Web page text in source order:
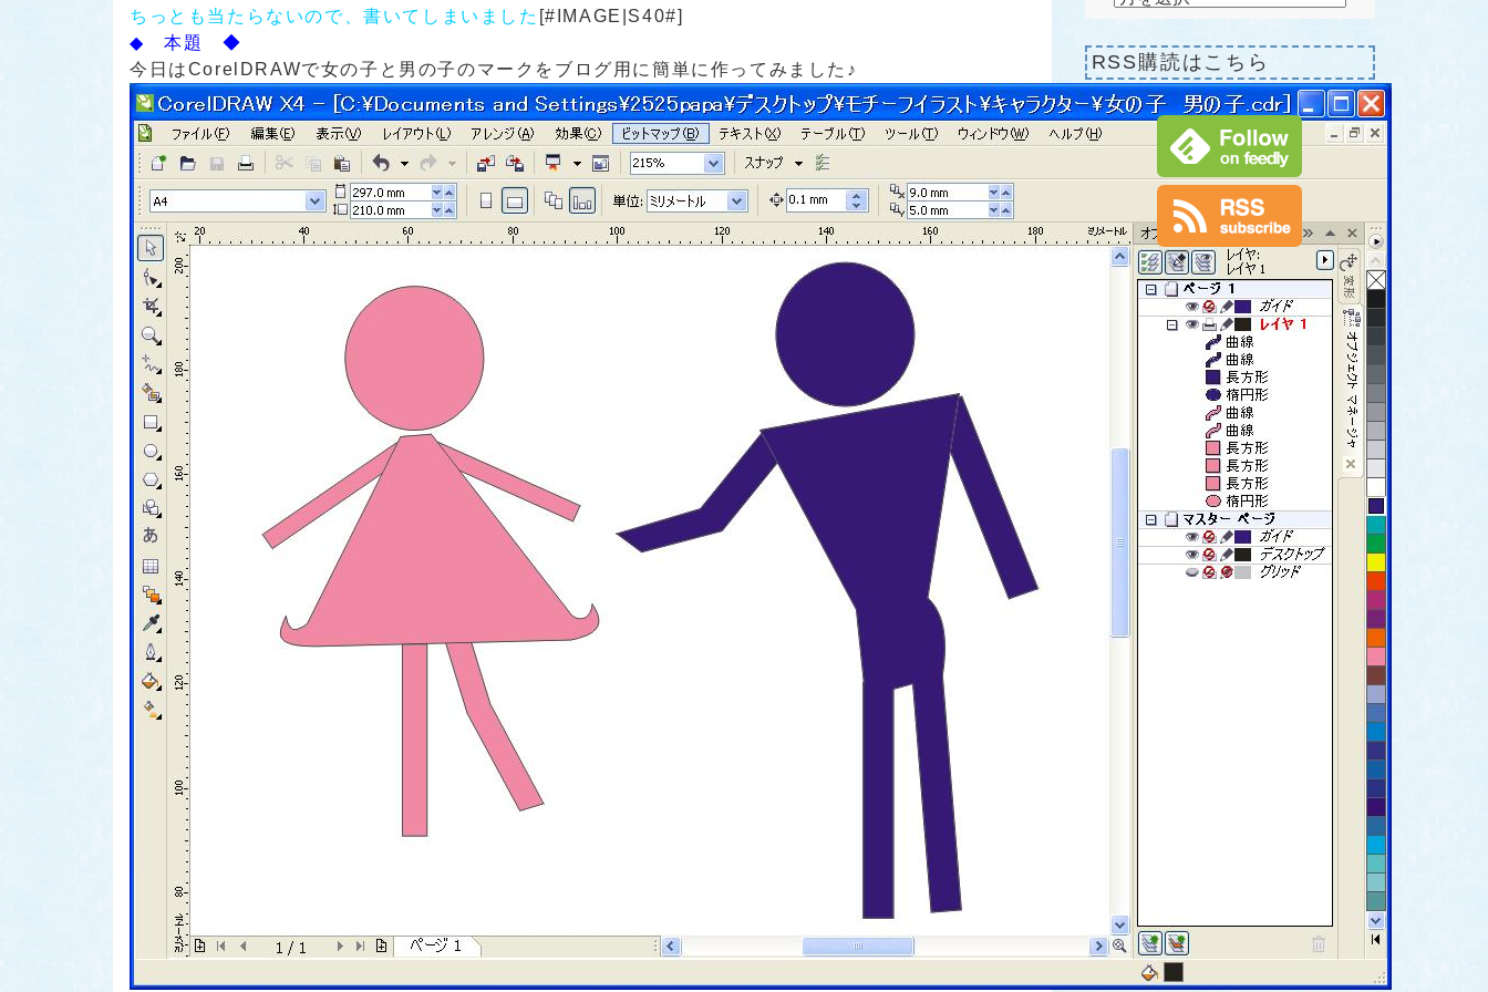
ちっとも当たらないので、書いてしまいました [#IMAGE|S40#]
◆ 本題 ◆
今日はCorelDRAWで女の子と男の子のマークをブログ用に簡単に作ってみました♪
RSS購読はこちら